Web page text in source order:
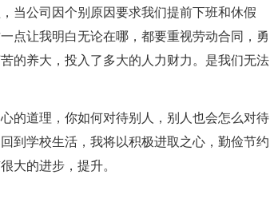
当公司因个别原因要求我们提前下班和休假
点让我明白无论在哪，都要重视劳动合同，勇
的养大，投入了多大的人力财力。是我们无法
的道理，你如何对待别人，别人也会怎么对待
到学校生活，我将以积极进取之心，勤俭节约
大的进步，提升。